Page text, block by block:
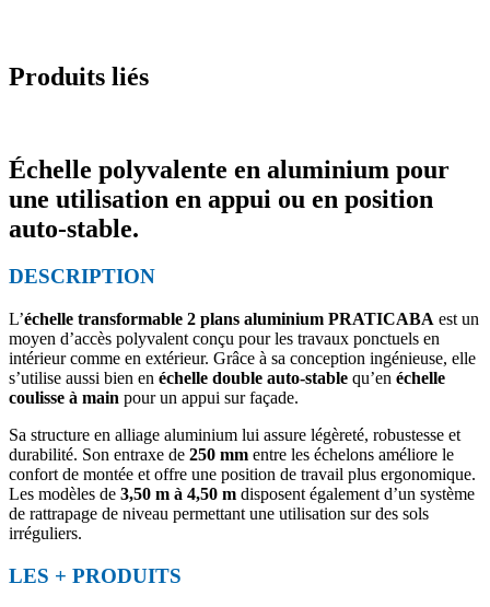
Produits liés
Échelle polyvalente en aluminium pour
une utilisation en appui ou en position
auto-stable.
DESCRIPTION
L’échelle transformable 2 plans aluminium PRATICABA est un
moyen d’accès polyvalent conçu pour les travaux ponctuels en
intérieur comme en extérieur. Grâce à sa conception ingénieuse, elle
s’utilise aussi bien en échelle double auto-stable qu’en échelle
coulisse à main pour un appui sur façade.
Sa structure en alliage aluminium lui assure légèreté, robustesse et
durabilité. Son entraxe de 250 mm entre les échelons améliore le
confort de montée et offre une position de travail plus ergonomique.
Les modèles de 3,50 m à 4,50 m disposent également d’un système
de rattrapage de niveau permettant une utilisation sur des sols
irréguliers.
LES + PRODUITS